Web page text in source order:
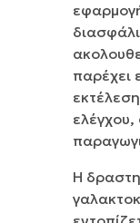
παρέχει
Η